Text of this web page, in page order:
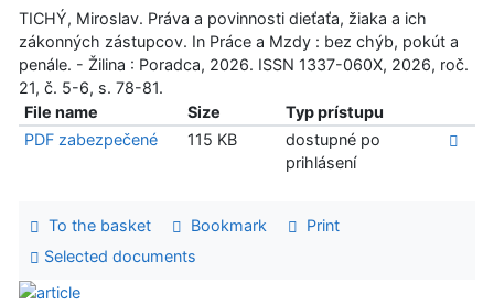
TICHÝ, Miroslav. Práva a povinnosti dieťaťa, žiaka a ich
zákonných zástupcov. In Práce a Mzdy : bez chýb, pokút a
penále. - Žilina : Poradca, 2026. ISSN 1337-060X, 2026, roč.
21, č. 5-6, s. 78-81.
File name
Size
Typ prístupu
PDF zabezpečené
115 KB
dostupné po
prihlásení
To the basket Bookmark
Print
Selected documents